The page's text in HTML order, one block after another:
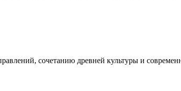
сочетанию древней культуры и